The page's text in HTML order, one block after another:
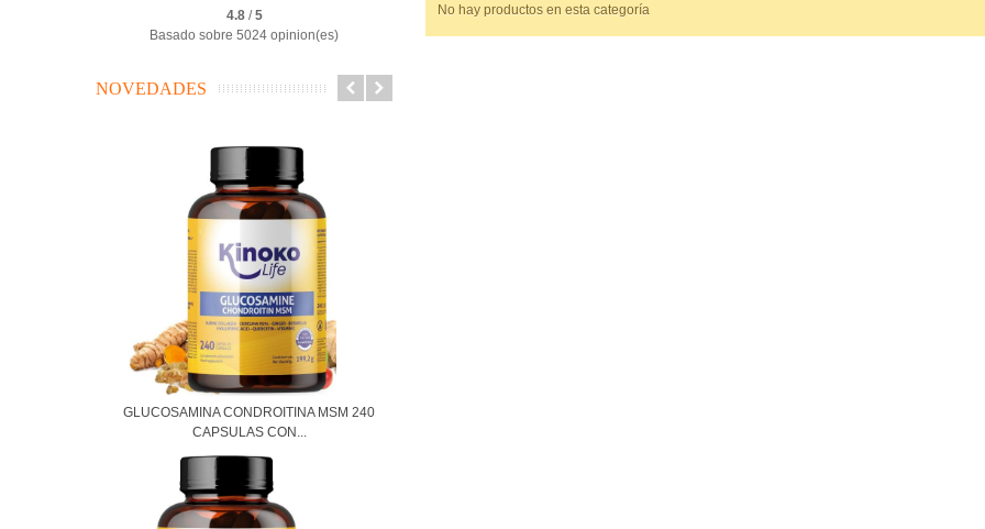
4.8/5
Basado sobre 5024 opinion(es)
NOVEDADES
GLUCOSAMINA CONDROITINA MSM 240
CAPSULAS CON...
No hay productos en esta categoría